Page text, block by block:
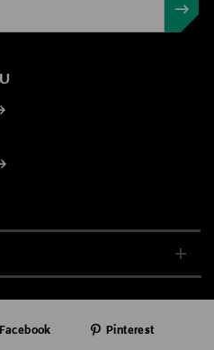
Facebook Pinterest